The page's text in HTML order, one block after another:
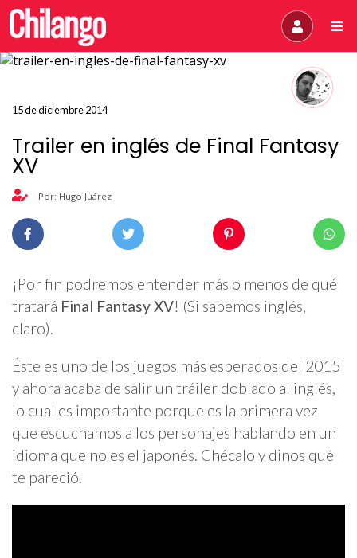
15 de diciembre 2014
Trailer en inglés de Final Fantasy
XV
Por: Hugo Juárez
¡Por fin podremos entender más o menos de qué
tratará Final Fantasy XV! (Si sabemos inglés,
claro).
Éste es uno de los juegos más esperados del 2015
y ahora acaba de salir un tráiler doblado al inglés,
lo cual es importante porque es la primera vez
que escuchamos a los personajes hablando en un
idioma que no es el japonés. Chécalo y dinos qué
te pareció.